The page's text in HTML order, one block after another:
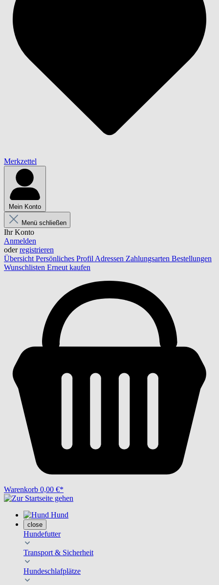
Merkzettel
Mein Konto
Menü schließen
Ihr Konto
Anmelden
oderregistrieren
Übersicht Persönliches Profil Adressen Zahlungsarten Bestellungen
Wunschlisten Erneut kaufen
Warenkorb 0,00 €*
Hund
close
Hundefutter
Transport & Sicherheit
Hundeschlafplätze